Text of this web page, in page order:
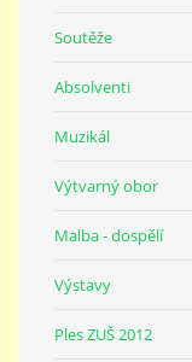
Soutěže
Absolventi
Muzikál
Výtvarný obor
Malba - dospělí
Výstavy
Ples ZUŠ 2012